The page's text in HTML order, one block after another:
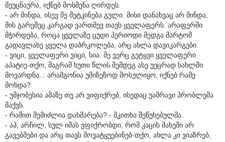
მეუცნაურა, იქნებ მოსმენა ღირდეს.
- არ მინდა, ისევ მე მეტკინება გული. მისი დანახვაც არ მინდა,
მის გარეშეც კარგად ვართმევ თავს ყველაფერს. არაფერში
მჭირდება, როცა ყველაზე ცუდი პერიოდი მედგა მარტომ
გადავლახე ყველა დაბრკოლება, არც ახლა დავიკარგები.
- ვიცი, ყველაფერი ვიცი, სია. მე ვერც გეტყვი ყველაფერი
აპატიე-თქო, მაგრამ ხუთი წლის შემდეგ ასე უეცრად სახლში
მოვარდნა... არამგონია უმიზეზოდ მოსულიყო, იქნებ რამე
მოხდა?
- უმჯობესია ამაზე თუ არ ვიფიქრებ, ისედაც უამრავი პრობლემა
მაქვს.
- რამით შემიძლია დახმარება? - მკითხა შეწუხებულმა.
- აჰ, არჩილ, სულ იმას ვფიქრობდი, რომ კაცის მახეში არ
გავებმები და არც თავს მოვატყუებინებ-თქო, ახლა კი ვიაზრებ,